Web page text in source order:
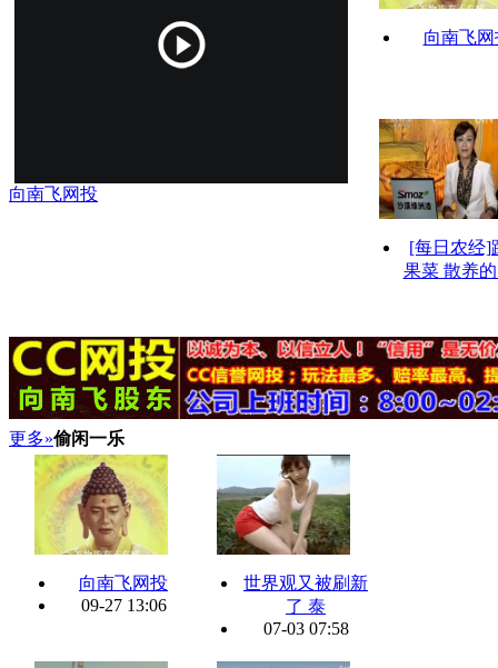
向南飞网投
向南飞网
[每日农经]
果菜 散养
更多»偷闲一乐
向南飞网投
09-27 13:06
世界观又被刷新
了 泰
07-03 07:58